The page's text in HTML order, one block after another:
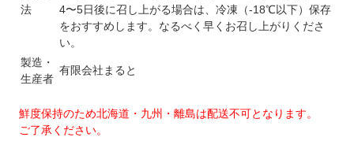
法
4〜5日後に召し上がる場合は、冷凍（-18℃以下）保存
をおすすめします。なるべく早くお召し上がりくださ
い。
製造・
生産者
有限会社まると
鮮度保持のため北海道・九州・離島は配送不可となります。
ご了承ください。